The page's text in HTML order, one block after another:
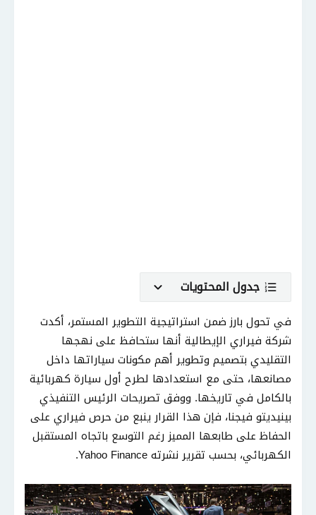
جدول المحتويات
في تحول بارز ضمن استراتيجية التطوير المستمر، أكدت
شركة فيراري الإيطالية أنها ستحافظ على نهجها
التقليدي بتصميم وتطوير أهم مكونات سياراتها داخل
مصانعها، حتى مع استعدادها لطرح أول سيارة كهربائية
بالكامل في تاريخها. ووفق تصريحات الرئيس التنفيذي
بينيديتو فيجنا، فإن هذا القرار ينبع من حرص فيراري على
الحفاظ على طابعها المميز رغم التوسع باتجاه المستقبل
الكهربائي، بحسب تقرير نشرته Yahoo Finance.